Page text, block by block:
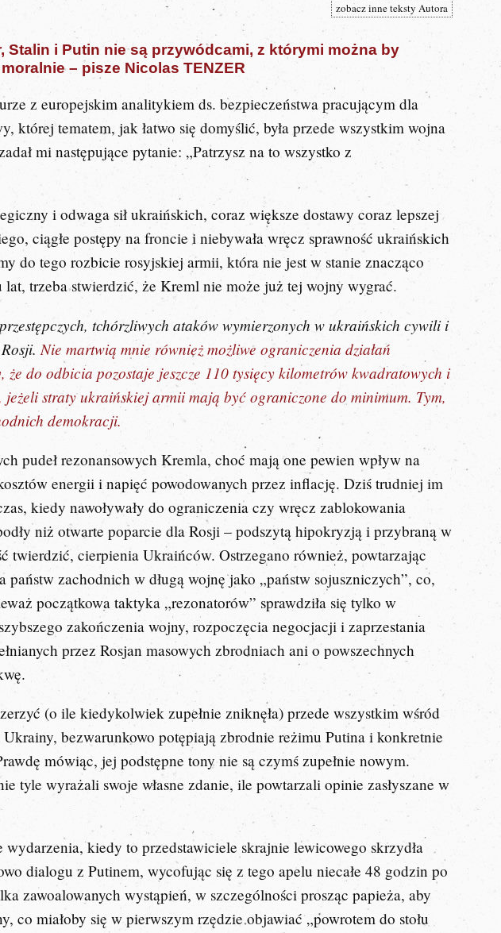
zobacz inne teksty Autora
i Putin nie są przywódcami, z którymi można by
– pisze Nicolas TENZER
z europejskim analitykiem ds. bezpieczeństwa pracującym dla
tematem, jak łatwo się domyślić, była przede wszystkim wojna
mi następujące pytanie: „Patrzysz na to wszystko z
i odwaga sił ukraińskich, coraz większe dostawy coraz lepszej
ciągłe postępy na froncie i niebywała wręcz sprawność ukraińskich
do tego rozbicie rosyjskiej armii, która nie jest w stanie znacząco
trzeba stwierdzić, że Kreml nie może już tej wojny wygrać.
tchórzliwych ataków wymierzonych w ukraińskich cywili i
Rosji.Nie martwią mnie również możliwe ograniczenia działań
do odbicia pozostaje jeszcze 110 tysięcy kilometrów kwadratowych i
straty ukraińskiej armii mają być ograniczone do minimum. Tym,
demokracji.
pudeł rezonansowych Kremla, choć mają one pewien wpływ na
energii i napięć powodowanych przez inflację. Dziś trudniej im
kiedy nawoływały do ograniczenia czy wręcz zablokowania
niż otwarte poparcie dla Rosji – podszytą hipokryzją i przybraną w
twierdzić, cierpienia Ukraińców. Ostrzegano również, powtarzając
zachodnich w długą wojnę jako „państw sojuszniczych”, co,
początkowa taktyka „rezonatorów” sprawdziła się tylko w
zakończenia wojny, rozpoczęcia negocjacji i zaprzestania
przez Rosjan masowych zbrodniach ani o powszechnych
(o ile kiedykolwiek zupełnie zniknęła) przede wszystkim wśród
bezwarunkowo potępiają zbrodnie reżimu Putina i konkretnie
mówiąc, jej podstępne tony nie są czymś zupełnie nowym.
tyle wyrażali swoje własne zdanie, ile powtarzali opinie zasłyszane w
kiedy to przedstawiciele skrajnie lewicowego skrzydła
dialogu z Putinem, wycofując się z tego apelu niecałe 48 godzin po
zawoalowanych wystąpień, w szczególności prosząc papieża, aby
co miałoby się w pierwszym rzędzie objawiać „powrotem do stołu